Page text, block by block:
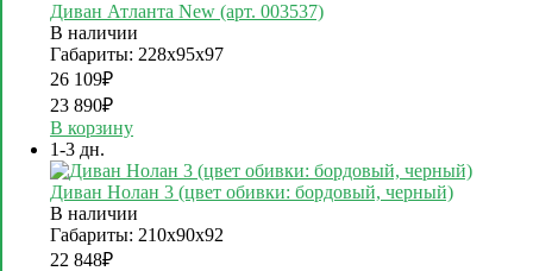
Диван Атланта New (арт. 003537)
В наличии
Габариты: 228х95х97
26 109₽
23 890₽
В корзину
1-3 дн.
Диван Нолан 3 (цвет обивки: бордовый, черный)
В наличии
Габариты: 210х90х92
22 848₽